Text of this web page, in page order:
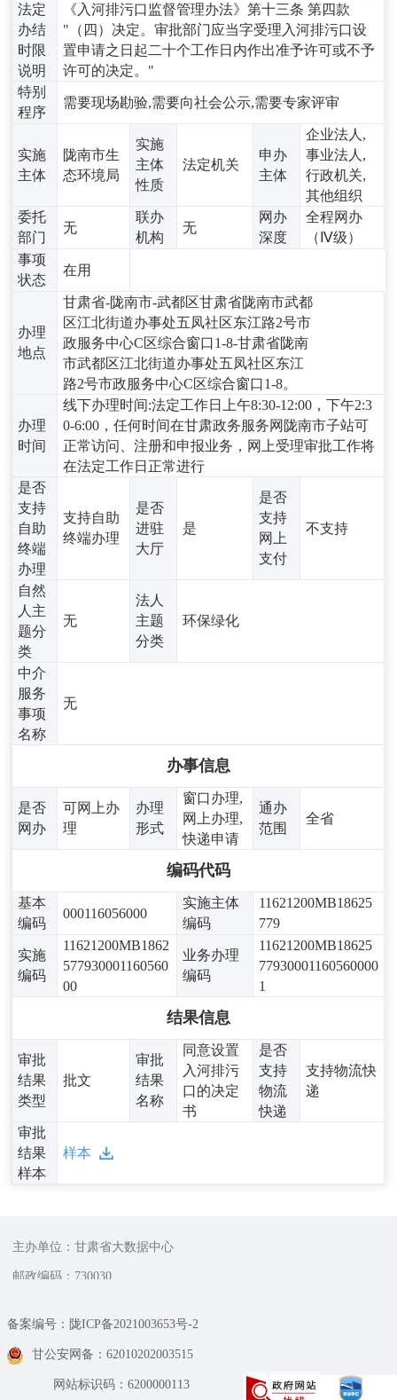
法定
办结
时限
说明
《入河排污口监督管理办法》第十三条 第四款
"（四）决定。审批部门应当字受理入河排污口设
置申请之日起二十个工作日内作出准予许可或不予
许可的决定。"
特别
程序
需要现场勘验,需要向社会公示,需要专家评审
实施
主体
陇南市生
态环境局
实施
主体
性质
法定机关
申办
主体
企业法人,
事业法人,
行政机关,
其他组织
委托
部门
无
联办
机构
无
网办
深度
全程网办
（Ⅳ级）
事项
状态
在用
办理
地点
甘肃省-陇南市-武都区甘肃省陇南市武都
区江北街道办事处五凤社区东江路2号市
政服务中心C区综合窗口1-8-甘肃省陇南
市武都区江北街道办事处五凤社区东江
路2号市政服务中心C区综合窗口1-8。
办理
时间
线下办理时间:法定工作日上午8:30-12:00，下午2:3
0-6:00，任何时间在甘肃政务服务网陇南市子站可
正常访问、注册和申报业务，网上受理审批工作将
在法定工作日正常进行
是否
支持
自助
终端
办理
支持自助
终端办理
是否
进驻
大厅
是
是否
支持
网上
支付
不支持
自然
人主
题分
类
无
法人
主题
分类
环保绿化
中介
服务
事项
名称
无
办事信息
是否
网办
可网上办
理
办理
形式
窗口办理,
网上办理,
快递申请
通办
范围
全省
编码代码
基本
编码
000116056000
实施主体
编码
11621200MB18625
779
实施
编码
11621200MB1862
577930001160560
00
业务办理
编码
11621200MB18625
77930001160560000
1
结果信息
审批
结果
类型
批文
审批
结果
名称
同意设置
入河排污
口的决定
书
是否
支持
物流
快递
支持物流快
递
审批
结果
样本
样本
主办单位：甘肃省大数据中心
邮政编码：730030
备案编号：陇ICP备2021003653号-2
甘公安网备：62010202003515
网站标识码：6200000113